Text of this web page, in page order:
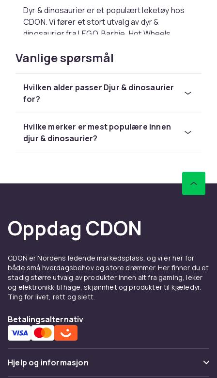
Dyr & dinosaurier er et populært leketøy hos
CDON. Vi fører et stort utvalg av dyr &
dinosaurier fra LEGO, Barbie, Hot Wheels,
priser.
og interesser. Hos CDON handler du trygt med
rask levering og enkel retur.
Hos CDON finner du dyr & dinosaurier fra LEGO,
Barbie og Schleich til konkurransedyktige
priser med rask levering og enkel retur.
Sammenlign produkter og les
kundeanmeldelser for å finne beste leketøy. Vi
har et stort sortiment til alle budsjetter.
Hos CDON finner du dyr & dinosaurier fra LEGO,
Barbie og Schleich til konkurransedyktige
Sammenlign produkter og les
kundeanmeldelser for å finne beste leketøy. Vi
har et stort sortiment til alle budsjetter.
Hos CDON finner du dyr & dinosaurier fra LEGO,
Vanlige spørsmål
Hvilken alder passer Djur & dinosaurier
for?
Hvilke merker er mest populære innen
djur & dinosaurier?
Oppdag CDON
CDON er Nordens ledende markedsplass, og vi er her for
både små hverdagsbehov og store drømmer. Her finner du et
stadig større utvalg av produkter innen alt fra gaming, leker
og elektronikk til hage, skjønnhet og produkter til kjæledyr.
Ting for livet, rett og slett.
Betalingsalternativ
Hjelp og informasjon